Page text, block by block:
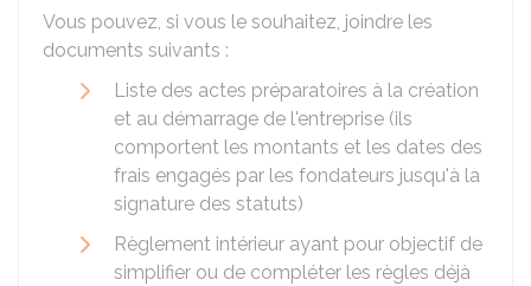
Vous pouvez, si vous le souhaitez, joindre les
documents suivants :
Liste des actes préparatoires à la création
et au démarrage de l'entreprise (ils
comportent les montants et les dates des
frais engagés par les fondateurs jusqu'à la
signature des statuts)
Règlement intérieur ayant pour objectif de
simplifier ou de compléter les règles déjà